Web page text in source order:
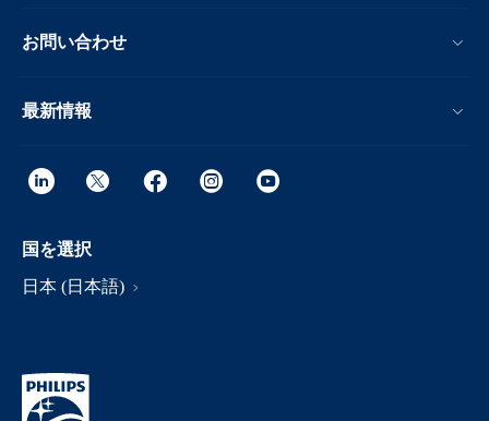
お問い合わせ
最新情報
国を選択
日本 (日本語)